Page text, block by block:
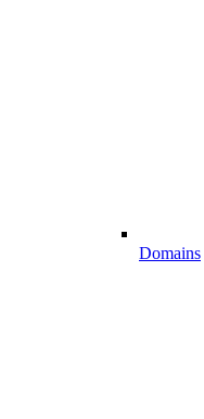
Domains